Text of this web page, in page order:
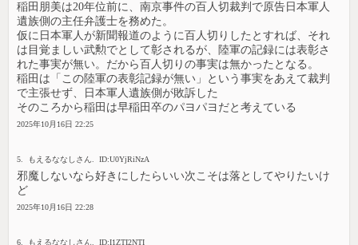
稲田朋美は20年位前に、南京事件の百人切裁判で原告日本軍人
遺族側の主任弁護士を務めた。
仮に日本軍人が新聞報道のように百人切りしたとすれば、それ
は目覚ましい武勲でとして彰されるが、陸軍の記録には表彰さ
れた事実が無い。だから百人切りの事実は無かったとなる。
稲田は「この陸軍の表彰記録が無い」という事実をあえて裁判
で主張せず、日本軍人遺族側が敗訴した
そのころから稲田は早稲田卒のパヨパヨだと考えている
2025年10月16日 22:25
5. もえるななしさん. ID:U0YjRiNzA
邪魔しないなら好きにしたらいい次こそは落としてやりたいけ
ど
2025年10月16日 22:28
6. もえるななしさん. ID:I1ZTI2NTI